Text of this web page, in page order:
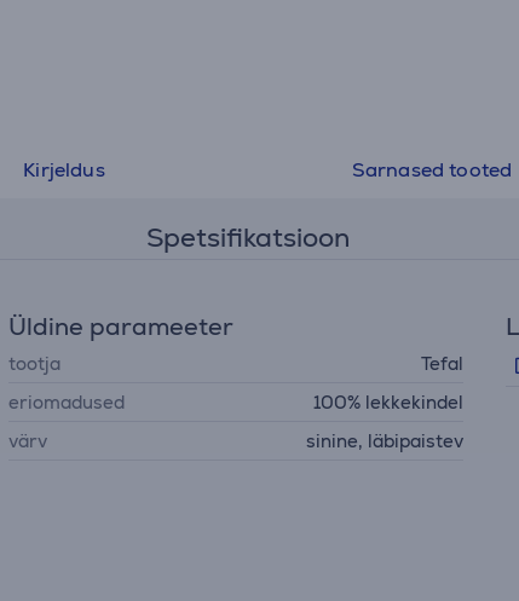
Kirjeldus Sarnased tooted
Spetsifikatsioon
Üldine parameeter
tootja
Tefal
eriomadused
100% lekkekindel
värv
sinine, läbipaistev